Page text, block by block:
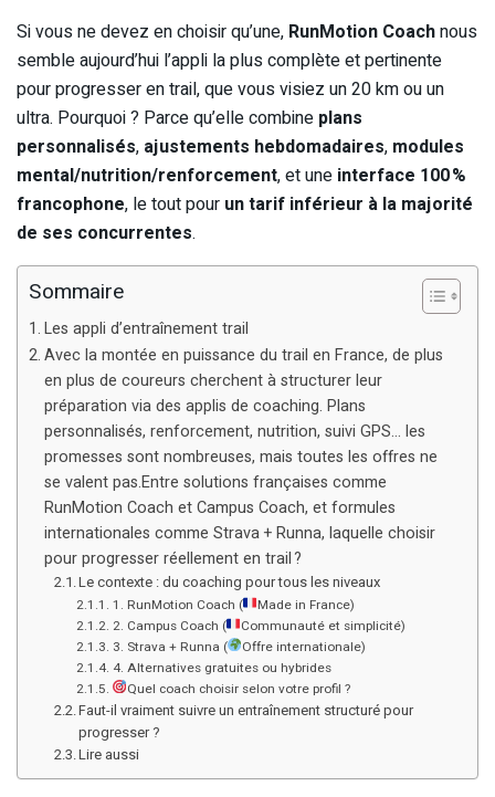
Si vous ne devez en choisir qu’une, RunMotion Coachnous
semble aujourd’hui l’appli la plus complète et pertinente
pour progresser en trail, que vous visiez un 20 km ou un
ultra. Pourquoi ? Parce qu’elle combine plans
personnalisés, ajustements hebdomadaires, modules
mental/nutrition/renforcement, et une interface 100 %
francophone, le tout pour un tarif inférieur à la majorité
de ses concurrentes.
Sommaire
Les appli d’entraînement trail
Avec la montée en puissance du trail en France, de plus
en plus de coureurs cherchent à structurer leur
préparation via des applis de coaching. Plans
personnalisés, renforcement, nutrition, suivi GPS… les
promesses sont nombreuses, mais toutes les offres ne
se valent pas.Entre solutions françaises comme
RunMotion Coach et Campus Coach, et formules
internationales comme Strava + Runna, laquelle choisir
pour progresser réellement en trail ?
Le contexte : du coaching pour tous les niveaux
1. RunMotion Coach (
Made in France)
2. Campus Coach (
Communauté et simplicité)
3. Strava + Runna (
Offre internationale)
4. Alternatives gratuites ou hybrides
Quel coach choisir selon votre profil ?
Faut-il vraiment suivre un entraînement structuré pour
progresser ?
Lire aussi